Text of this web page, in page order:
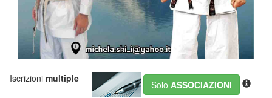
Iscrizioni multiple
Solo ASSOCIAZIONI